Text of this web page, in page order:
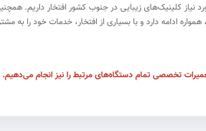
بیش از ۹۵ درصد از تجهیزات مورد نیاز کلینیک‌های زیبایی در جنوب
ادامه دارد و با بسیاری از افتخار، خدمات خود را به
تخصصی تمام دستگاه‌های مرتبط را نیز انجام می‌دهیم.